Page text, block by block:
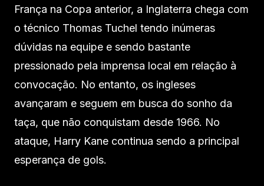
França na Copa anterior, a Inglaterra chega com
o técnico Thomas Tuchel tendo inúmeras
dúvidas na equipe e sendo bastante
pressionado pela imprensa local em relação à
convocação. No entanto, os ingleses
avançaram e seguem em busca do sonho da
taça, que não conquistam desde 1966. No
ataque, Harry Kane continua sendo a principal
esperança de gols.